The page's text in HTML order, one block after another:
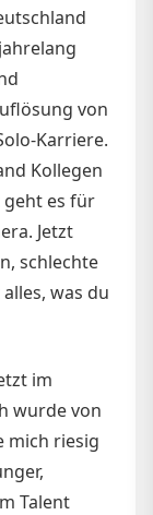
von
Karriere.
Kollegen
geht es für
Jetzt
schlechte
was du
im
wurde von
mich riesig
Talent